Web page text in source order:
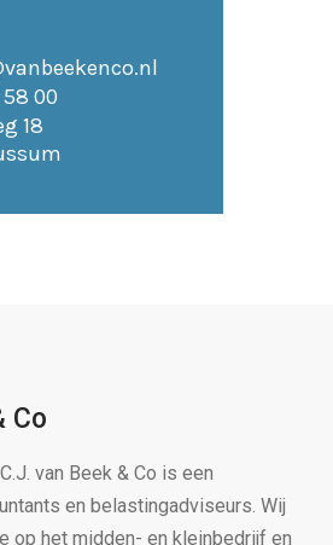
00
18
Co
van Beek & Co is een
en belastingadviseurs. Wij
op het midden- en kleinbedrijf en